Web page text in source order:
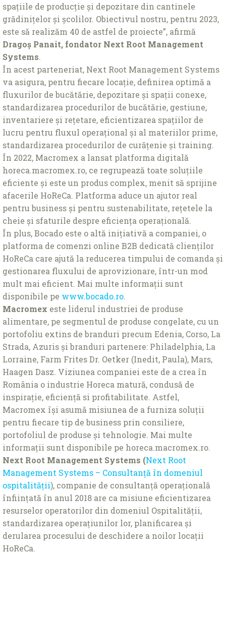
spațiile de producție și depozitare din cantinele
grădinițelor și școlilor. Obiectivul nostru, pentru 2023,
este să realizăm 40 de astfel de proiecte”, afirmă
Dragoș Panait, fondator Next Root Management
Systems.
În acest parteneriat, Next Root Management Systems
va asigura, pentru fiecare locație, definirea optimă a
fluxurilor de bucătărie, depozitare și spații conexe,
standardizarea procedurilor de bucătărie, gestiune,
inventariere și rețetare, eficientizarea spațiilor de
lucru pentru fluxul operațional și al materiilor prime,
standardizarea procedurilor de curățenie și training.
În 2022, Macromex a lansat platforma digitală
horeca.macromex.ro, ce regrupează toate soluțiile
eficiente și este un produs complex, menit să sprijine
afacerile HoReCa. Platforma aduce un ajutor real
pentru business și pentru sustenabilitate, rețetele la
cheie și sfaturile despre eficiența operațională.
În plus, Bocado este o altă inițiativă a companiei, o
platforma de comenzi online B2B dedicată clienților
HoReCa care ajută la reducerea timpului de comanda și
gestionarea fluxului de aprovizionare, într-un mod
mult mai eficient. Mai multe informații sunt
disponibile pe www.bocado.ro.
Macromex este liderul industriei de produse
alimentare, pe segmentul de produse congelate, cu un
portofoliu extins de branduri precum Edenia, Corso, La
Strada, Azuris şi branduri partenere: Philadelphia, La
Lorraine, Farm Frites Dr. Oetker (Inedit, Paula), Mars,
Haagen Dasz. Viziunea companiei este de a crea în
România o industrie Horeca matură, condusă de
inspirație, eficiență si profitabilitate. Astfel,
Macromex își asumă misiunea de a furniza soluții
pentru fiecare tip de business prin consiliere,
portofoliul de produse și tehnologie. Mai multe
informații sunt disponibile pe horeca.macromex.ro.
Next Root Management Systems (Next Root
Management Systems – Consultanță în domeniul
ospitalității), companie de consultanță operațională
înființată în anul 2018 are ca misiune eficientizarea
resurselor operatorilor din domeniul Ospitalității,
standardizarea operațiunilor lor, planificarea și
derularea procesului de deschidere a noilor locații
HoReCa.